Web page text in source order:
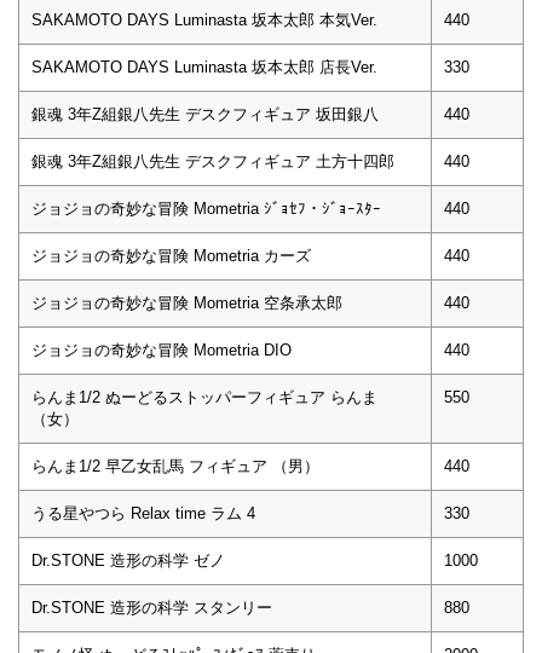
SAKAMOTO DAYS Luminasta 坂本太郎 本気Ver. 440
SAKAMOTO DAYS Luminasta 坂本太郎 店長Ver. 330
銀魂 3年Z組銀八先生 デスクフィギュア 坂田銀八 440
銀魂 3年Z組銀八先生 デスクフィギュア 土方十四郎 440
ジョジョの奇妙な冒険 Mometria ｼﾞｮｾﾌ・ｼﾞｮｰｽﾀｰ 440
ジョジョの奇妙な冒険 Mometria カーズ 440
ジョジョの奇妙な冒険 Mometria 空条承太郎 440
ジョジョの奇妙な冒険 Mometria DIO 440
らんま1/2 ぬーどるストッパーフィギュア らんま
（女）
550
らんま1/2 早乙女乱馬 フィギュア （男） 440
うる星やつら Relax time ラム 4 330
Dr.STONE 造形の科学 ゼノ 1000
Dr.STONE 造形の科学 スタンリー 880